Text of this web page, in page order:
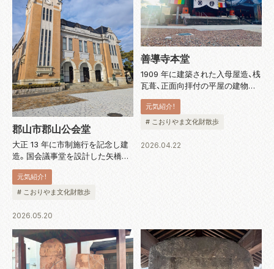
郡山市郡山公会堂
大正 13 年に市制施行を記念し建
造。国会議事堂を設計した矢橋賢
吉の監修で、オランダ・ハーグの平
和宮などを参考に設計されたと言
われています。ネオ・ルネサンス
は、開拓の意気込みが壮麗に表現
元気紹介！
# こおりやま文化財散歩
2026.05.20
善導寺本堂
1909 年に建築された入母屋造、桟
瓦葺、正面向拝付の平屋の建物で
す。質素な外観の印象に比べ、内
陣周りの仕上げは贅を尽くし、彫
刻や欄間で飾って彩色し、長押上
も注目すべきもの。中央にある龍
元気紹介！
# こおりやま文化財散歩
2026.04.22